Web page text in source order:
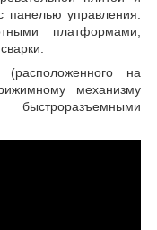
панелью управления.
платформами,
(расположенного на
механизму